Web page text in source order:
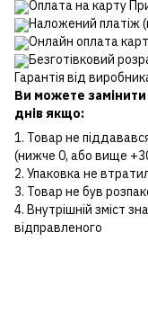
Оплата на карту
Наложений платіж
Онлайн оплата
Безготівковий
Гарантія від
Ви можете
днів якщо:
1. Товар не
(нижче 0, або вище
2. Упаковка не
3. Товар не був
4. Внутрішній зміст
відправленого